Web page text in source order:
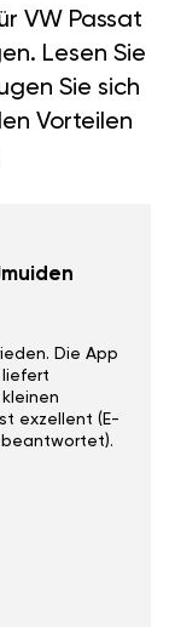
VW Passat
Lesen Sie
Sie sich
Vorteilen
Die App
liefert
exzellent (E-
beantwortet).